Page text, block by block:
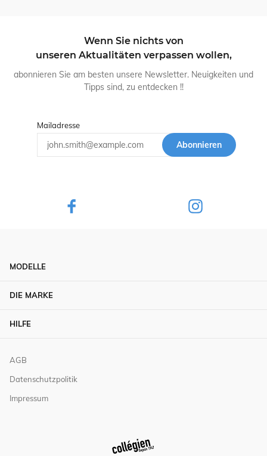
Wenn Sie nichts von
unseren Aktualitäten verpassen wollen,
abonnieren Sie am besten unsere Newsletter. Neuigkeiten und
Tipps sind, zu entdecken !!
Mailadresse
Abonnieren
MODELLE
DIE MARKE
HILFE
AGB
Datenschutzpolitik
Impressum